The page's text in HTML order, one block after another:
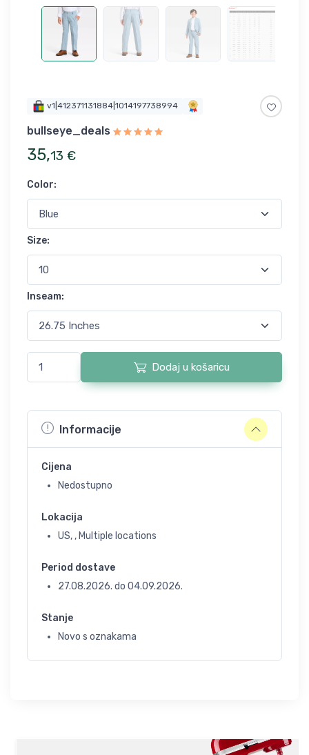
v1|412371131884|1014197738994
bullseye_deals
35,13 €
Color:
Size:
Inseam:
Dodaj u košaricu
Informacije
Cijena
Nedostupno
Lokacija
US, , Multiple locations
Period dostave
27.08.2026. do 04.09.2026.
Stanje
Novo s oznakama